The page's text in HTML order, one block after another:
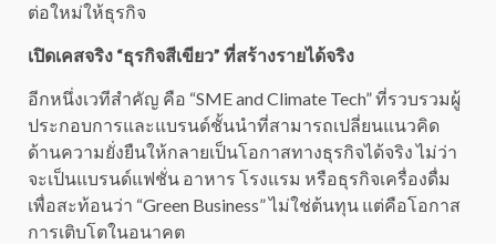
ต่อใหม่ให้ธุรกิจ
เปิดเคสจริง “ธุรกิจสีเขียว” ที่สร้างรายได้จริง
อีกหนึ่งเวทีสำคัญ คือ “SME and Climate Tech” ที่รวบรวมผู้
ประกอบการและแบรนด์ชั้นนำที่สามารถเปลี่ยนแนวคิด
ด้านความยั่งยืนให้กลายเป็นโอกาสทางธุรกิจได้จริง ไม่ว่า
จะเป็นแบรนด์แฟชั่น อาหาร โรงแรม หรือธุรกิจเครื่องดื่ม
เพื่อสะท้อนว่า “Green Business” ไม่ใช่ต้นทุน แต่คือโอกาส
การเติบโตในอนาคต